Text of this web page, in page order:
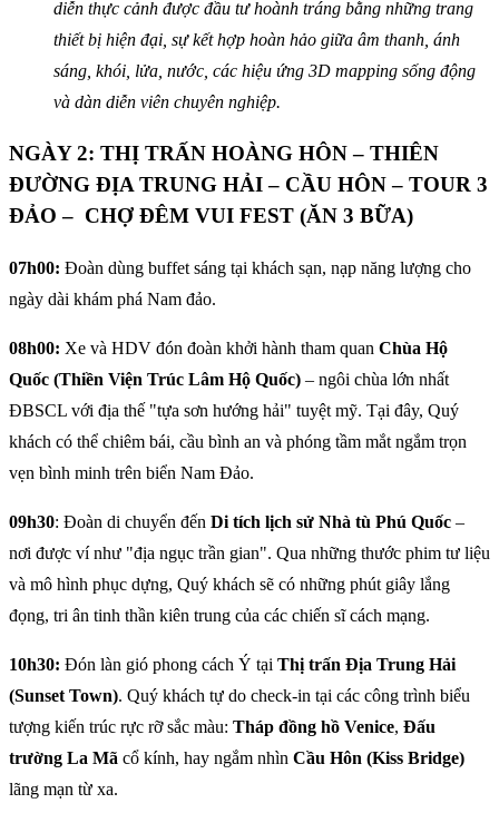
diễn thực cảnh được đầu tư hoành tráng bằng những trang
thiết bị hiện đại, sự kết hợp hoàn hảo giữa âm thanh, ánh
sáng, khói, lửa, nước, các hiệu ứng 3D mapping sống động
và dàn diễn viên chuyên nghiệp.
NGÀY 2: THỊ TRẤN HOÀNG HÔN – THIÊN
ĐƯỜNG ĐỊA TRUNG HẢI – CẦU HÔN – TOUR 3
ĐẢO – CHỢ ĐÊM VUI FEST (ĂN 3 BỮA)
07h00: Đoàn dùng buffet sáng tại khách sạn, nạp năng lượng cho
ngày dài khám phá Nam đảo.
08h00: Xe và HDV đón đoàn khởi hành tham quan Chùa Hộ
Quốc (Thiền Viện Trúc Lâm Hộ Quốc) – ngôi chùa lớn nhất
ĐBSCL với địa thế "tựa sơn hướng hải" tuyệt mỹ. Tại đây, Quý
khách có thể chiêm bái, cầu bình an và phóng tầm mắt ngắm trọn
vẹn bình minh trên biển Nam Đảo.
09h30: Đoàn di chuyển đến Di tích lịch sử Nhà tù Phú Quốc –
nơi được ví như "địa ngục trần gian". Qua những thước phim tư liệu
và mô hình phục dựng, Quý khách sẽ có những phút giây lắng
đọng, tri ân tinh thần kiên trung của các chiến sĩ cách mạng.
10h30: Đón làn gió phong cách Ý tại Thị trấn Địa Trung Hải
(Sunset Town). Quý khách tự do check-in tại các công trình biểu
tượng kiến trúc rực rỡ sắc màu: Tháp đồng hồ Venice, Đấu
trường La Mã cổ kính, hay ngắm nhìn Cầu Hôn (Kiss Bridge)
lãng mạn từ xa.